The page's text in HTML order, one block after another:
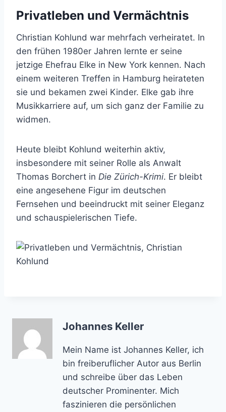
Privatleben und Vermächtnis
Christian Kohlund war mehrfach verheiratet. In
den frühen 1980er Jahren lernte er seine
jetzige Ehefrau Elke in New York kennen. Nach
einem weiteren Treffen in Hamburg heirateten
sie und bekamen zwei Kinder. Elke gab ihre
Musikkarriere auf, um sich ganz der Familie zu
widmen.
Heute bleibt Kohlund weiterhin aktiv,
insbesondere mit seiner Rolle als Anwalt
Thomas Borchert in Die Zürich-Krimi. Er bleibt
eine angesehene Figur im deutschen
Fernsehen und beeindruckt mit seiner Eleganz
und schauspielerischen Tiefe.
Johannes Keller
Mein Name ist Johannes Keller, ich
bin freiberuflicher Autor aus Berlin
und schreibe über das Leben
deutscher Prominenter. Mich
faszinieren die persönlichen